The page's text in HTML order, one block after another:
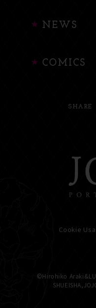
NEWS
COMICS
SHARE
Cookie
©Hirohiko